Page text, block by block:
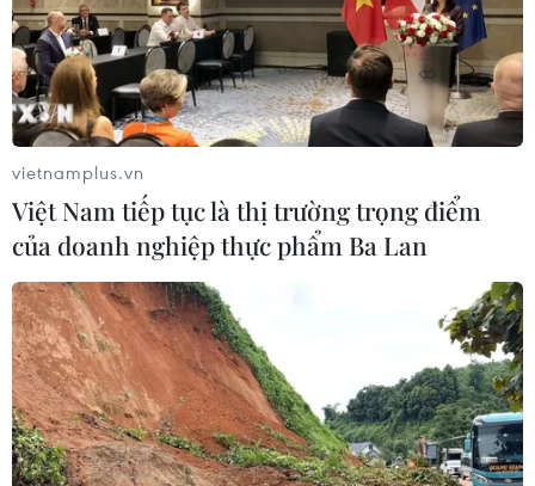
Giá dầu tăng khi nhà đầu tư thận
trọng trước tình hình Trung Đông
Giá vàng tăng phiên thứ tư liên tiếp,
chạm mức cao nhất trong 7 tuần
06/08/2026 08:36
Xăng dầu trong nước đồng loạt giảm,
E10RON95-III xuống còn 22.324
vietnamplus.vn
Việt Nam tiếp tục là thị trường trọng điểm
của doanh nghiệp thực phẩm Ba Lan